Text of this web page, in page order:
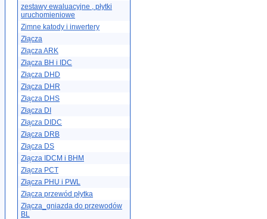
zestawy ewaluacyjne , płytki
uruchomieniowe
Zimne katody i inwertery
Złącza
Złącza ARK
Złącza BH i IDC
Złącza DHD
Złącza DHR
Złącza DHS
Złącza DI
Złącza DIDC
Złącza DRB
Złącza DS
Złącza IDCM i BHM
Złącza PCT
Złącza PHU i PWL
Złącza przewód płytka
Złącza_gniazda do przewodów
BL